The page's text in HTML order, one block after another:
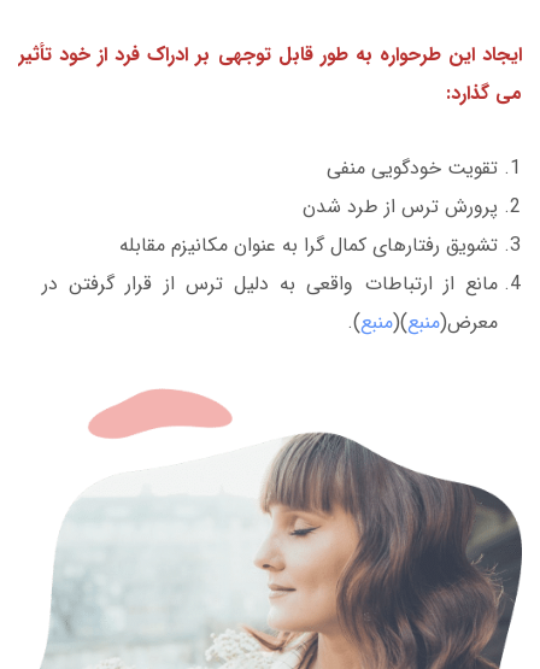
ایجاد این طرحواره به طور قابل توجهی بر ادراک فرد از خود تأثیر
می گذارد:
تقویت خودگویی منفی
پرورش ترس از طرد شدن
تشویق رفتارهای کمال گرا به عنوان مکانیزم مقابله
مانع از ارتباطات واقعی به دلیل ترس از قرار گرفتن در
معرض(منبع)(منبع).